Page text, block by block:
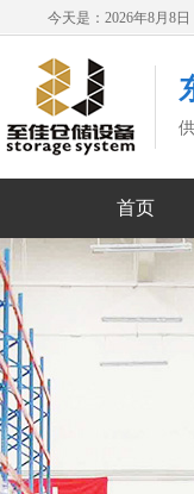
今天是：2026年8月8
首页